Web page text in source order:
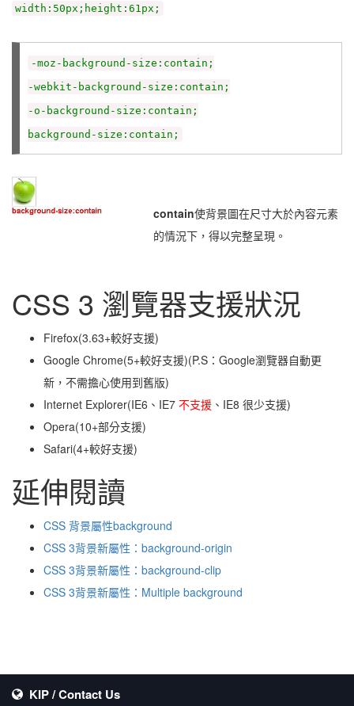
width:50px;height:61px;
-moz-background-size:contain;
-webkit-background-size:contain;
-o-background-size:contain;
background-size:contain;
contain使背景圖在尺寸大於內容元素
的情況下，得以完整呈現。
CSS 3 瀏覽器支援狀況
Firefox(3.63+較好支援)
Google Chrome(5+較好支援)(P.S：Google瀏覽器自動更
新，不需擔心使用到舊版)
Internet Explorer(IE6、IE7 不支援 、IE8 很少支援)
Opera(10+部分支援)
Safari(4+較好支援)
延伸閱讀
CSS 背景屬性background
CSS 3背景新屬性：background-origin
CSS 3背景新屬性：background-clip
CSS 3背景新屬性：Multiple background
KIP / Contact Us